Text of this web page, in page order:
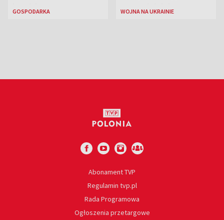
lotniska
GOSPODARKA
ostatniej doby w
WOJNA NA UKRAINIE
Abonament TVP
Regulamin tvp.pl
Rada Programowa
Ogłoszenia przetargowe